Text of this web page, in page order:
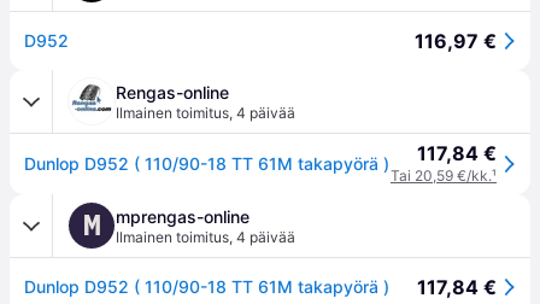
D952 116,97 €
Rengas-online
Ilmainen toimitus, 4 päivää
Dunlop D952 ( 110/90-18 TT 61M takapyörä ) 117,84 €
Tai 20,59 €/kk.¹
M mprengas-online
Ilmainen toimitus, 4 päivää
Dunlop D952 ( 110/90-18 TT 61M takapyörä ) 117,84 €